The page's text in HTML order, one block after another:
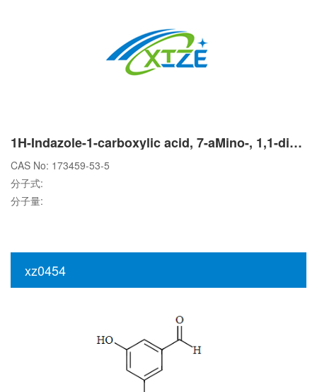
1H-Indazole-1-carboxylic acid, 7-aMino-, 1,1-diMethylethyl ester
CAS No: 173459-53-5
分子式:
分子量:
xz0454